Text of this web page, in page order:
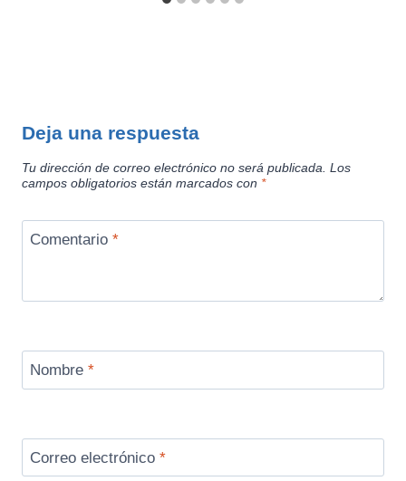
Deja una respuesta
Tu dirección de correo electrónico no será publicada. Los
campos obligatorios están marcados con *
Comentario *
Nombre *
Correo electrónico *